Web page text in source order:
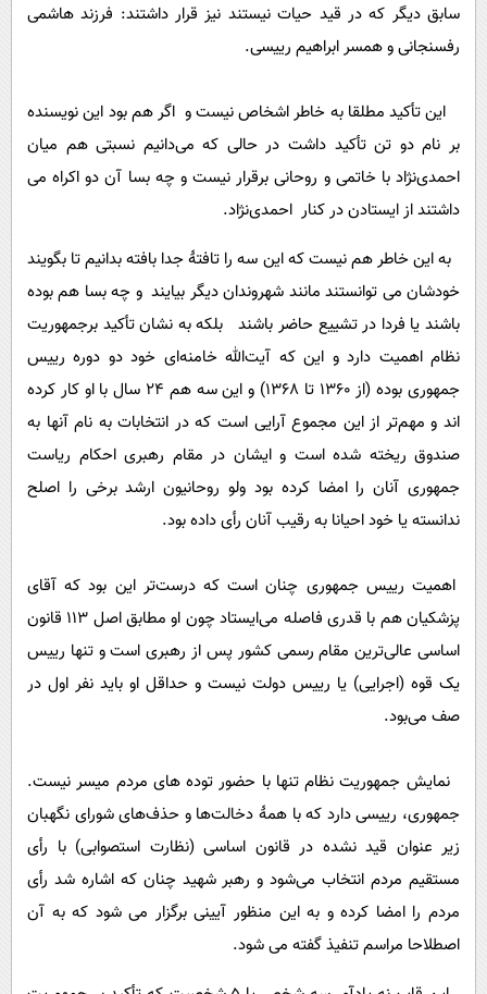
اجتماعی
حیات وحش
سابق دیگر که در قید حیات نیستند نیز قرار داشتند: فرزند هاشمی
رفسنجانی و همسر ابراهیم رییسی.
این تأکید مطلقا به خاطر اشخاص نیست و اگر هم بود این نویسنده
بر نام دو تن تأکید داشت در حالی که می‌دانیم نسبتی هم میان
احمدی‌نژاد با خاتمی و روحانی برقرار نیست و چه بسا آن دو اکراه می
داشتند از ایستادن در کنار احمدی‌نژاد.
به این خاطر هم نیست که این سه را تافتۀ جدا بافته بدانیم تا بگویند
خودشان می توانستند مانند شهروندان دیگر بیایند و چه بسا هم بوده
باشند یا فردا در تشییع حاضر باشند بلکه به نشان تأکید برجمهوریت
نظام اهمیت دارد و این که آیت‌الله خامنه‌ای خود دو دوره رییس
جمهوری بوده (‌از 1360 تا 1368) و این سه هم 24 سال با او کار کرده
اند و مهم‌تر از این مجموع آرایی است که در انتخابات به نام آنها به
صندوق ریخته شده است و ایشان در مقام رهبری احکام ریاست
جمهوری آنان را امضا کرده بود ولو روحانیون ارشد برخی را اصلح
ندانسته یا خود احیانا به رقیب آنان رأی داده بود.
اهمیت رییس جمهوری چنان است که درست‌تر این بود که آقای
پزشکیان هم با قدری فاصله می‌ایستاد چون او مطابق اصل 113 قانون
اساسی عالی‌ترین مقام رسمی کشور پس از رهبری است و تنها رییس
یک قوه (اجرایی) یا رییس دولت نیست و حداقل او باید نفر اول در
صف می‌بود.
نمایش جمهوریت نظام تنها با حضور توده ‌های مردم میسر نیست.
جمهوری، رییسی دارد که با همۀ دخالت‌ها و حذف‌های شورای نگهبان
زیر عنوان قید نشده در قانون اساسی (نظارت استصوابی) با رأی
مستقیم مردم انتخاب می‌شود و رهبر شهید چنان که اشاره شد رأی
مردم را امضا کرده و به این منظور آیینی برگزار می شود که به آن
اصطلاحا مراسم تنفیذ گفته می‌ شود.